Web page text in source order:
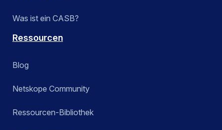
Was ist ein CASB?
Ressourcen
Blog
Netskope Community
Ressourcen-Bibliothek